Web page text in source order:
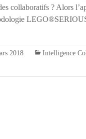
collaboratifs ? Alors
2018 Intelligence